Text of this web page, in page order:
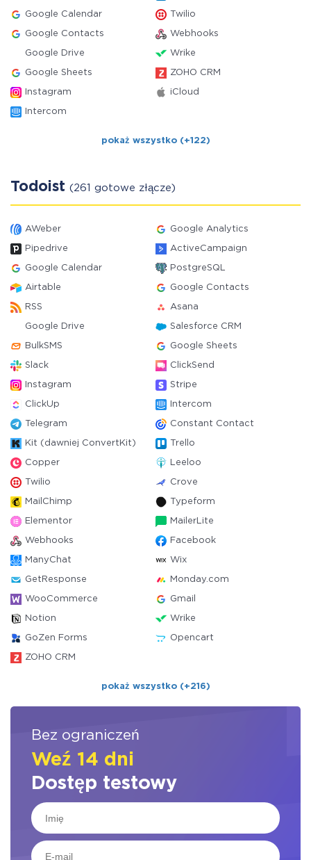
Google Calendar Twilio
Google Contacts Webhooks
Google Drive Wrike
Google Sheets ZOHO CRM
Instagram iCloud
Intercom
pokaż wszystko (+122)
Todoist (261 gotowe złącze)
AWeber Google Analytics
Pipedrive ActiveCampaign
Google Calendar PostgreSQL
Airtable Google Contacts
RSS Asana
Google Drive Salesforce CRM
BulkSMS Google Sheets
Slack ClickSend
Instagram Stripe
ClickUp Intercom
Telegram Constant Contact
Kit (dawniej ConvertKit) Trello
Copper Leeloo
Twilio Crove
MailChimp Typeform
Elementor MailerLite
Webhooks Facebook
ManyChat Wix
GetResponse Monday.com
WooCommerce Gmail
Notion Wrike
GoZen Forms Opencart
ZOHO CRM
pokaż wszystko (+216)
Bez ograniczeń
Weź 14 dni
Dostęp testowy